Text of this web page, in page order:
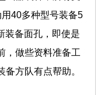
40多种型号装备5
装备面孔，即使是
，做些资料准备工
方队有点帮助。